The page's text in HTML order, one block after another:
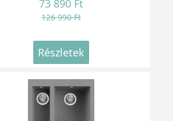
73 890 Ft
126 990 Ft
Részletek